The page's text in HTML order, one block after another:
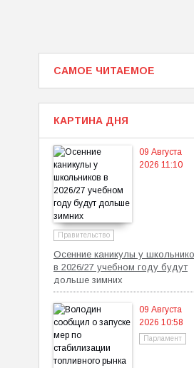
САМОЕ ЧИТАЕМОЕ
КАРТИНА ДНЯ
09 Августа
2026 11:10
Правительство
Осенние каникулы у
в 2026/27 учебном году будут
дольше зимних
09 Августа
2026 10:58
Парламент